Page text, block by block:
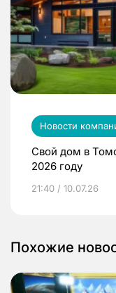
Новости
Свой дом в
2026 году
21:40 / 10.07.26
Похожие